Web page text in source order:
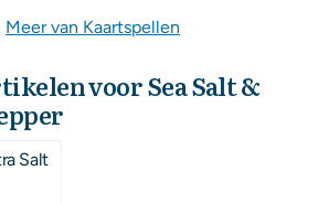
Meer van Kaartspellen
voorSea Salt &
Salt